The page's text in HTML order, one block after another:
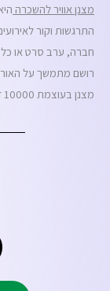
מצנן אוויר להשכרה
התרגשות וקור
חברה, ערב סרט או כל
רושם מתמשך על
מצנן בעוצמת 10000 זק"ש. יבטיח לכם אוויר קר ונעים גם לשטחים גדולים!